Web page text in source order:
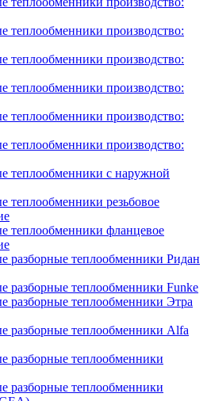
теплообменники производство:
теплообменники производство:
теплообменники производство:
теплообменники производство:
теплообменники производство:
теплообменники с наружной
теплообменники резьбовое
теплообменники фланцевое
разборные теплообменники Ридан
разборные теплообменники Funke
разборные теплообменники Этра
разборные теплообменники Alfa
разборные теплообменники
разборные теплообменники